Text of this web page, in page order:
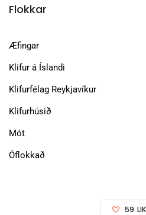
Flokkar
Æfingar
Klifur á Íslandi
Klifurfélag Reykjavíkur
Klifurhúsið
Mót
Óflokkað
59